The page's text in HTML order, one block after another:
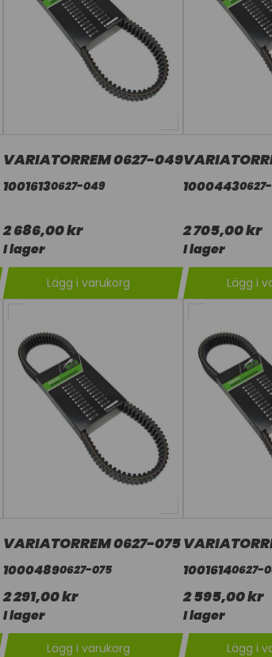
VARIATORREM 0627-049
10016130627-049
2 686,00 kr
I lager
Lägg i varukorg
1000443
2 705,00 kr
I lager
Lägg i
VARIATORREM 0627-075
10004890627-075
2 291,00 kr
I lager
Lägg i varukorg
10016140627-
2 595,00 kr
I lager
Lägg i